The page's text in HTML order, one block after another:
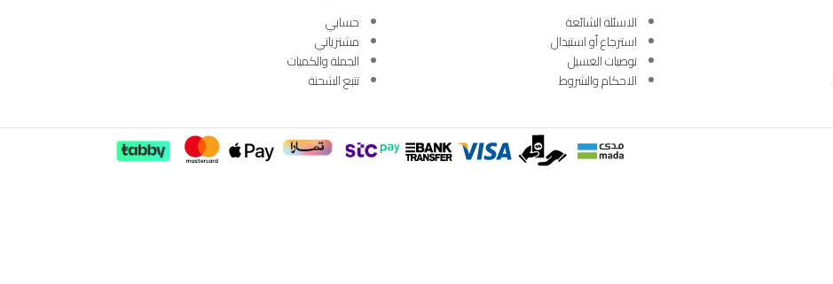
الاسئلة الشائعة
استرجاع أو استبدال
توصيات الغسيل
الاحكام والشروط
حسابي
مشترياتي
الجملة والكميات
تتبع الشحنة